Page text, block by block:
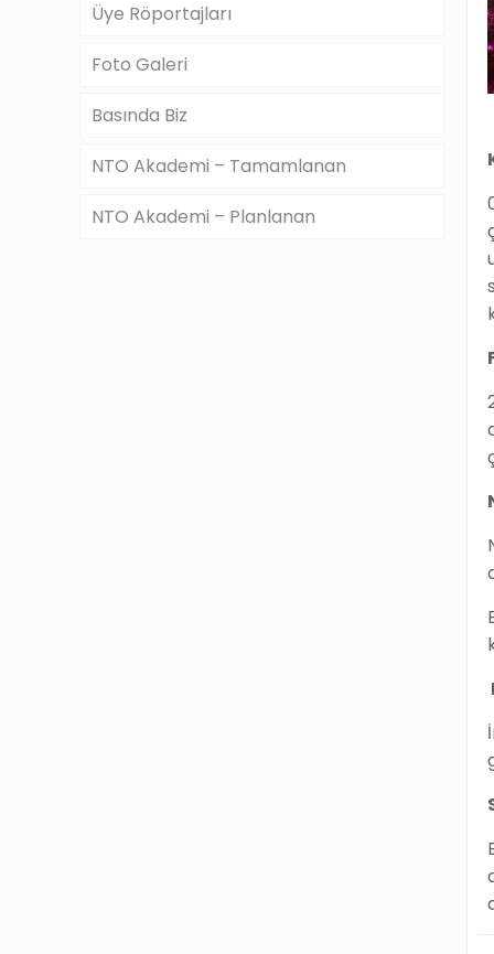
Üye Röportajları
Foto Galeri
Basında Biz
NTO Akademi – Tamamlanan
NTO Akademi – Planlanan